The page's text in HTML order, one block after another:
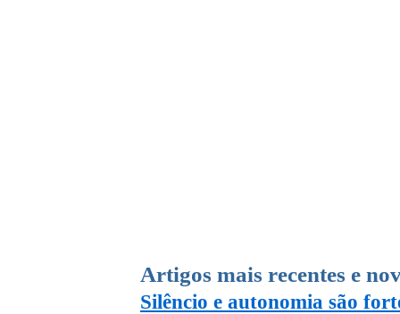
Artigos mais recentes e
Silêncio e autonomia são